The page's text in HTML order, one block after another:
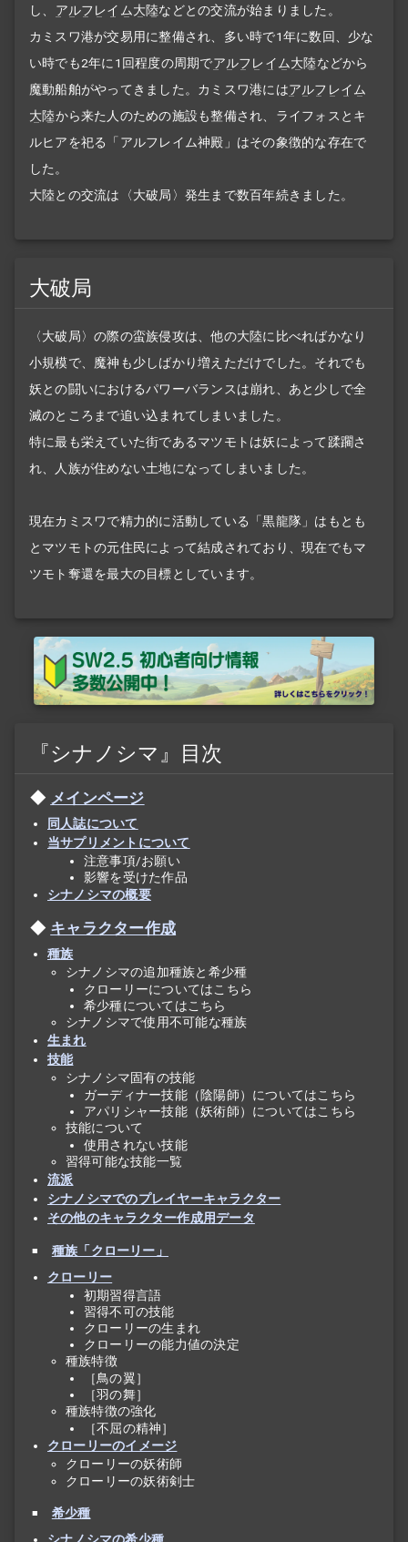
し、 アルフレイム大陸などとの交流が始まりました。
カミスワ港が交易用に整備され、多い時で1年に数回、少な
い時でも2年に1回程度の周期でアルフレイム大陸などから
魔動船舶がやってきました。カミスワ港にはアルフレイム
大陸から来た人のための施設も整備され、ライフォスとキ
ルヒアを祀る「アルフレイム神殿」はその象徴的な存在で
した。
大陸との交流は〈大破局〉発生まで数百年続きました。
大破局
〈大破局〉の際の蛮族侵攻は、他の大陸に比べればかなり
小規模で、魔神も少しばかり増えただけでした。それでも
妖との闘いにおけるパワーバランスは崩れ、あと少しで全
滅のところまで追い込まれてしまいました。
特に最も栄えていた街であるマツモトは妖によって蹂躙さ
れ、人族が住めない土地になってしまいました。
現在カミスワで精力的に活動している「黒龍隊」はもとも
とマツモトの元住民によって結成されており、現在でもマ
ツモト奪還を最大の目標としています。
『シナノシマ』目次
メインページ
同人誌について
当サプリメントについて
注意事項/お願い
影響を受けた作品
シナノシマの概要
キャラクター作成
種族
シナノシマの追加種族と希少種
クローリーについてはこちら
希少種についてはこちら
シナノシマで使用不可能な種族
生まれ
技能
シナノシマ固有の技能
ガーディナー技能（陰陽師）についてはこちら
アパリシャー技能（妖術師）についてはこちら
技能について
使用されない技能
習得可能な技能一覧
流派
シナノシマでのプレイヤーキャラクター
その他のキャラクター作成用データ
種族「クローリー」
クローリー
初期習得言語
習得不可の技能
クローリーの生まれ
クローリーの能力値の決定
種族特徴
［鳥の翼］
［羽の舞］
種族特徴の強化
［不屈の精神］
クローリーのイメージ
クローリーの妖術師
クローリーの妖術剣士
希少種
シナノシマの希少種